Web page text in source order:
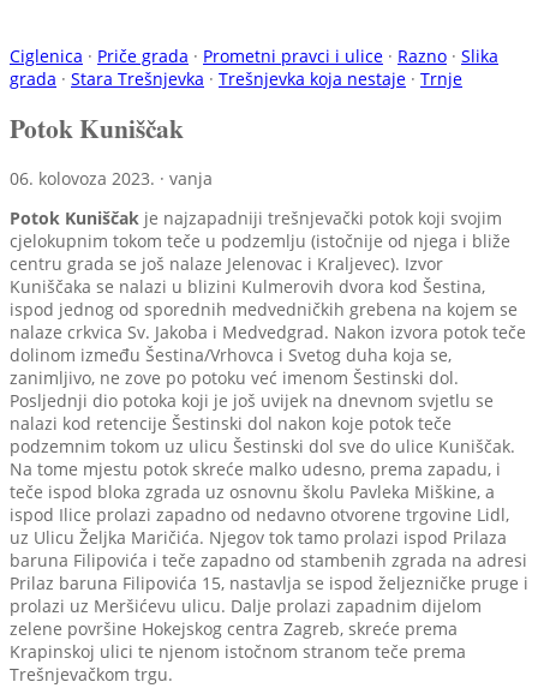
Ciglenica · Priče grada · Prometni pravci i ulice · Razno · Slika
grada · Stara Trešnjevka · Trešnjevka koja nestaje · Trnje
Potok Kuniščak
06. kolovoza 2023. · vanja
Potok Kuniščak je najzapadniji trešnjevački potok koji svojim
cjelokupnim tokom teče u podzemlju (istočnije od njega i bliže
centru grada se još nalaze Jelenovac i Kraljevec). Izvor
Kuniščaka se nalazi u blizini Kulmerovih dvora kod Šestina,
ispod jednog od sporednih medvedničkih grebena na kojem se
nalaze crkvica Sv. Jakoba i Medvedgrad. Nakon izvora potok teče
dolinom između Šestina/Vrhovca i Svetog duha koja se,
zanimljivo, ne zove po potoku već imenom Šestinski dol.
Posljednji dio potoka koji je još uvijek na dnevnom svjetlu se
nalazi kod retencije Šestinski dol nakon koje potok teče
podzemnim tokom uz ulicu Šestinski dol sve do ulice Kuniščak.
Na tome mjestu potok skreće malko udesno, prema zapadu, i
teče ispod bloka zgrada uz osnovnu školu Pavleka Miškine, a
ispod Ilice prolazi zapadno od nedavno otvorene trgovine Lidl,
uz Ulicu Željka Maričića. Njegov tok tamo prolazi ispod Prilaza
baruna Filipovića i teče zapadno od stambenih zgrada na adresi
Prilaz baruna Filipovića 15, nastavlja se ispod željezničke pruge i
prolazi uz Meršićevu ulicu. Dalje prolazi zapadnim dijelom
zelene površine Hokejskog centra Zagreb, skreće prema
Krapinskoj ulici te njenom istočnom stranom teče prema
Trešnjevačkom trgu.